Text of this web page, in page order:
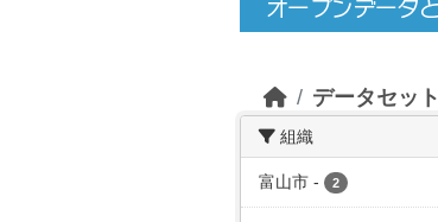
データセット
組織
富山市 - 2